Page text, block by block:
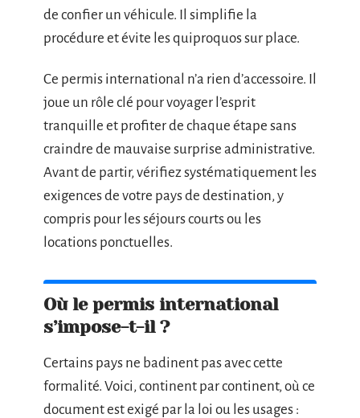
de confier un véhicule. Il simplifie la
procédure et évite les quiproquos sur place.
Ce permis international n’a rien d’accessoire. Il
joue un rôle clé pour voyager l’esprit
tranquille et profiter de chaque étape sans
craindre de mauvaise surprise administrative.
Avant de partir, vérifiez systématiquement les
exigences de votre pays de destination, y
compris pour les séjours courts ou les
locations ponctuelles.
Où le permis international
s’impose-t-il ?
Certains pays ne badinent pas avec cette
formalité. Voici, continent par continent, où ce
document est exigé par la loi ou les usages :